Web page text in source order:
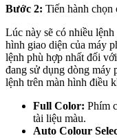
Bước 2: Tiến hành chọn
Lúc này sẽ có nhiều
hình giao diện của máy
lệnh phù hợp nhất đối
đang sử dụng dòng máy
lệnh trên màn hình điều
Full Color: Phím
tài liệu màu.
Auto Colour